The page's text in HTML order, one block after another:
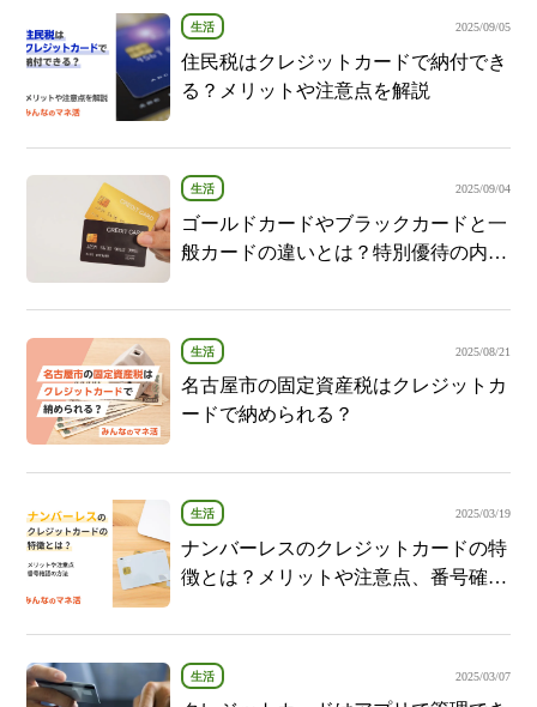
生活 2025/09/05
住民税はクレジットカードで納付でき
る？メリットや注意点を解説
生活 2025/09/04
ゴールドカードやブラックカードと一
般カードの違いとは？特別優待の内容
生活 2025/08/21
名古屋市の固定資産税はクレジットカ
ードで納められる？
生活 2025/03/19
ナンバーレスのクレジットカードの特
徴とは？メリットや注意点、番号確認
生活 2025/03/07